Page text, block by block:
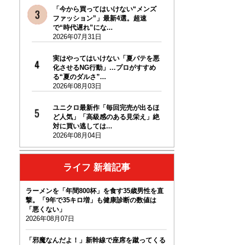
「今から買ってはいけない“メンズ
ファッション”」最新4選。超速
で“時代遅れ”にな...
2026年07月31日
実はやってはいけない「夏バテを悪
化させるNG行動」…プロがすすめ
る“夏のダルさ”...
2026年08月03日
ユニクロ最新作「毎回完売が出るほ
ど人気」「高級感のある見栄え」絶
対に買い逃しては...
2026年08月04日
ライフ 新着記事
ラーメンを「年間800杯」を食す35歳男性を直
撃。「9年で35キロ増」も健康診断の数値は
「悪くない」
2026年08月07日
「邪魔なんだよ！」新幹線で座席を蹴ってくる